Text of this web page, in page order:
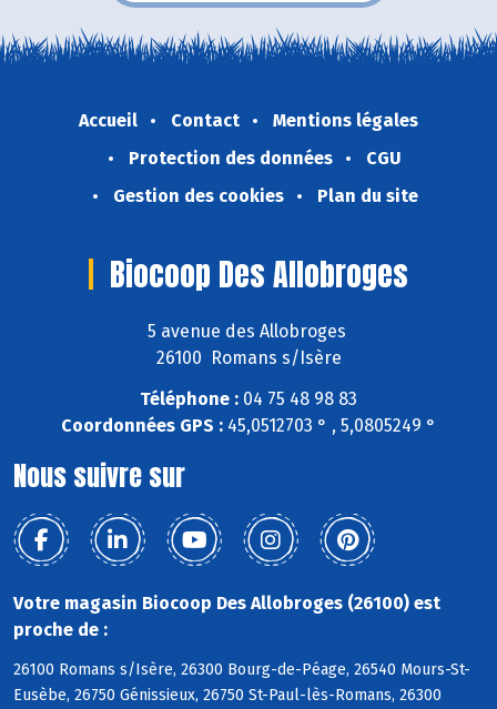
Accueil Contact
Mentions légales
Protection des données
CGU
Gestion des cookies
Plan du site
Biocoop Des Allobroges
5 avenue des Allobroges
26100 Romans s/Isère
Téléphone : 04 75 48 98 83
Coordonnées GPS : 45,0512703 ° , 5,0805249 °
Nous suivre sur
Votre magasin Biocoop Des Allobroges (26100) est
proche de :
26100 Romans s/Isère, 26300 Bourg-de-Péage, 26540 Mours-St-
Eusèbe, 26750 Génissieux, 26750 St-Paul-lès-Romans, 26300